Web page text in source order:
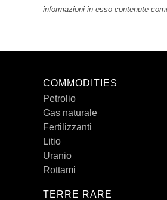
informazioni in esso contenute
COMMODITIES
Petrolio
Gas naturale
Fertilizzanti
Litio
Uranio
Rottami
TERRE RARE